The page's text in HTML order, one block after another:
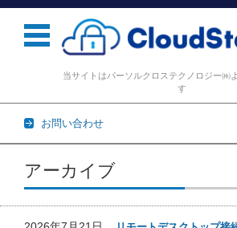
当サイトはパーソルクロステクノロジー㈱
す
お問い合わせ
コンテンツに移動
アーカイブ